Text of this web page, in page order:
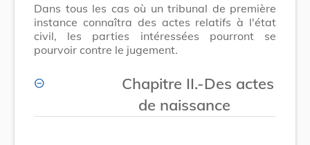
Dans tous les cas où un tribunal de première
instance connaîtra des actes relatifs à l'état
civil, les parties intéressées pourront se
pourvoir contre le jugement.
Chapitre II.-Des actes
de naissance